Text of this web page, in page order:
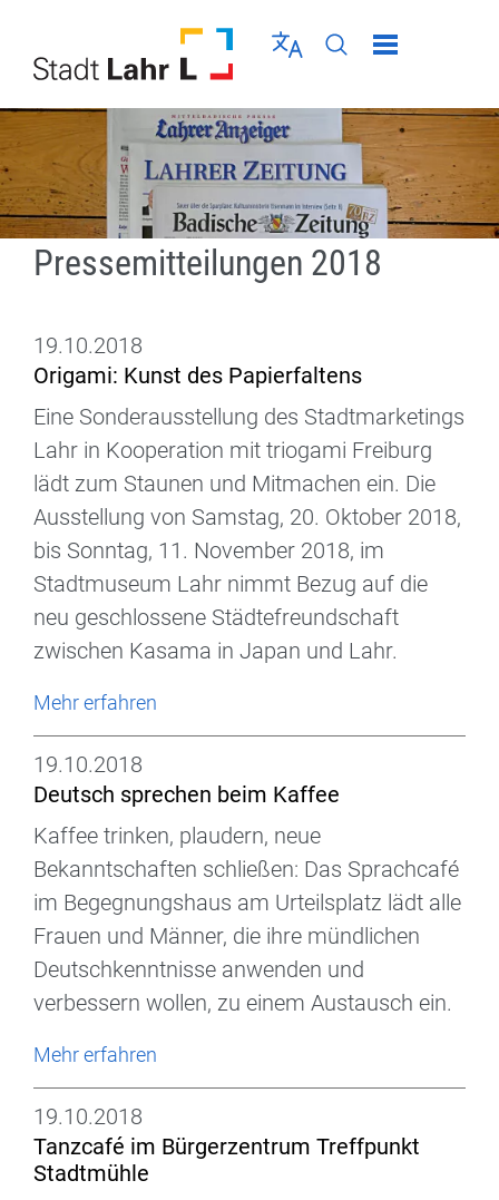
Sprache wählen
Seiten-Suche
Menü schließen
Pressemitteilungen 2018
19.10.2018
Origami: Kunst des Papierfaltens
Eine Sonderausstellung des Stadtmarketings
Lahr in Kooperation mit triogami Freiburg
lädt zum Staunen und Mitmachen ein. Die
Ausstellung von Samstag, 20. Oktober 2018,
bis Sonntag, 11. November 2018, im
Stadtmuseum Lahr nimmt Bezug auf die
neu geschlossene Städtefreundschaft
zwischen Kasama in Japan und Lahr.
Mehr erfahren
19.10.2018
Deutsch sprechen beim Kaffee
Kaffee trinken, plaudern, neue
Bekanntschaften schließen: Das Sprachcafé
im Begegnungshaus am Urteilsplatz lädt alle
Frauen und Männer, die ihre mündlichen
Deutschkenntnisse anwenden und
verbessern wollen, zu einem Austausch ein.
Mehr erfahren
19.10.2018
Tanzcafé im Bürgerzentrum Treffpunkt
Stadtmühle